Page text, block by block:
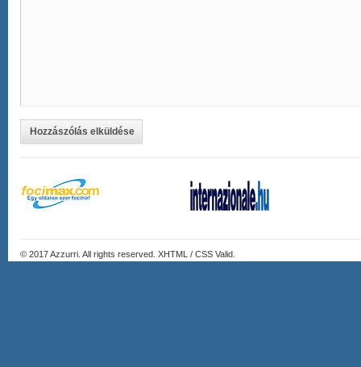
Hozzászólás elküldése
© 2017Azzurri . All rights reserved. XHTML / CSS Valid.